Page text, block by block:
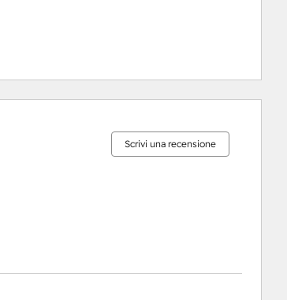
Scrivi una recensione
97%